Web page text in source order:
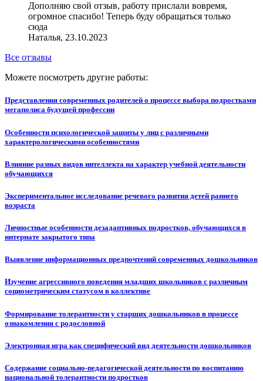
Дополняю свой отзыв, работу прислали вовремя,
огромное спасибо! Теперь буду обращаться только
сюда
Наталья, 23.10.2023
Все отзывы
Можете посмотреть другие работы:
Представления современных родителей о процессе выбора подростками
мегаполиса будущей профессии
Особенности психологической защиты у лиц с различными
характерологическими особенностями
Влияние разных видов интеллекта на характер учебной деятельности
обучающихся
Экспериментальное исследование речевого развития детей раннего
возраста
Личностные особенности дезадаптивных подростков, обучающихся в
интернате закрытого типа
Выявление информационных предпочтений современных дошкольников
Изучение агрессивного поведения младших школьников с различным
социометрическим статусом в коллективе
Формирование толерантности у старших дошкольников в процессе
ознакомления с родословной
Электронная игра как специфический вид деятельности дошкольников
Содержание социально-педагогической деятельности по воспитанию
национальной толерантности подростков